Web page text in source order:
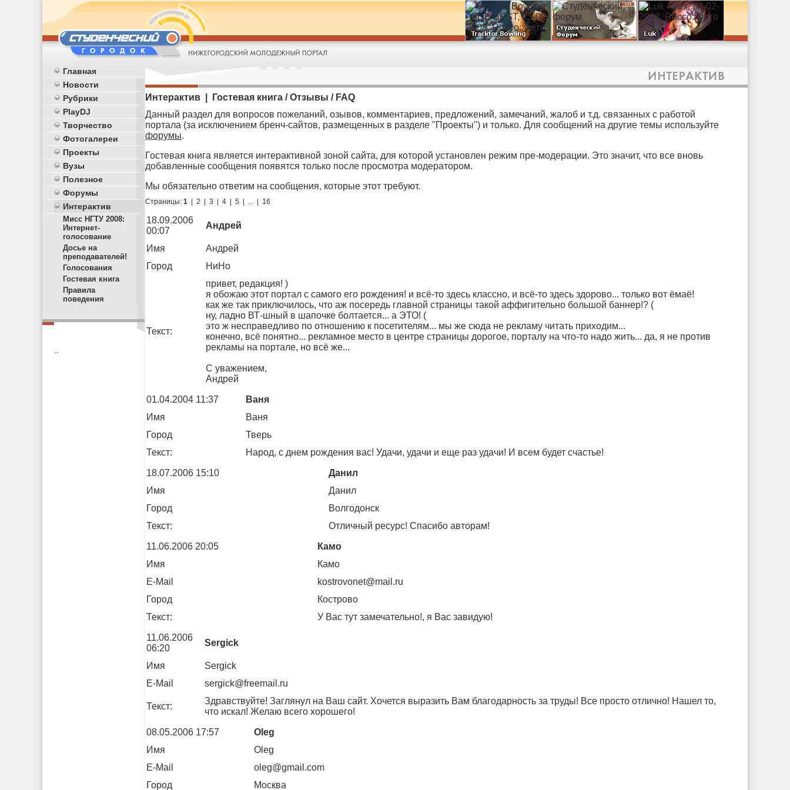
Главная
Новости
Рубрики
PlayDJ
Творчество
Фотогалереи
Проекты
Вузы
Полезное
Форумы
Интерактив
Мисс НГТУ 2008:
Интернет-
голосование
Досье на
преподавателей!
Голосования
Гостевая книга
Правила
поведения
**
Интерактив | Гостевая книга / Отзывы / FAQ
Данный раздел для вопросов пожеланий, озывов, комментариев, предложений, замечаний, жалоб и т.д. связанных с работой
портала (за исключением бренч-сайтов, размещенных в разделе "Проекты") и только. Для сообщений на другие темы используйте
форумы.
Гостевая книга является интерактивной зоной сайта, для которой установлен режим пре-модерации. Это значит, что все вновь
добавленные сообщения появятся только после просмотра модератором.
Мы обязательно ответим на сообщения, которые этот требуют.
Страницы: 1 | 2 | 3 | 4 | 5 | | 16
18.09.2006
00:07
Андрей
Имя
Андрей
Город
НиНо
Текст:
привет, редакция! )
я обожаю этот портал с самого его рождения! и всё-то здесь классно, и всё-то здесь здорово... только вот ёмаё!
как же так приключилось, что аж посередь главной страницы такой аффигительно большой баннер!? (
ну, ладно ВТ-шный в шапочке болтается... а ЭТО! (
это ж несправедливо по отношению к посетителям... мы же сюда не рекламу читать приходим...
конечно, всё понятно... рекламное место в центре страницы дорогое, порталу на что-то надо жить... да, я не против
рекламы на портале, но всё же...
С уважением,
Андрей
01.04.2004 11:37
Ваня
Имя
Ваня
Город
Тверь
Текст:
Народ, с днем рождения вас! Удачи, удачи и еще раз удачи! И всем будет счастье!
18.07.2006 15:10
Данил
Имя
Данил
Город
Волгодонск
Текст:
Отличный ресурс! Спасибо авторам!
11.06.2006 20:05
Камо
Имя
Камо
E-Mail
kostrovonet@mail.ru
Город
Кострово
Текст:
У Вас тут замечательно!, я Вас завидую!
11.06.2006
06:20
Sergick
Имя
Sergick
E-Mail
sergick@freemail.ru
Текст:
Здравствуйте! Заглянул на Ваш сайт. Хочется выразить Вам благодарность за труды! Все просто отлично! Нашел то,
что искал! Желаю всего хорошего!
08.05.2006 17:57
Oleg
Имя
Oleg
E-Mail
oleg@gmail.com
Город
Москва